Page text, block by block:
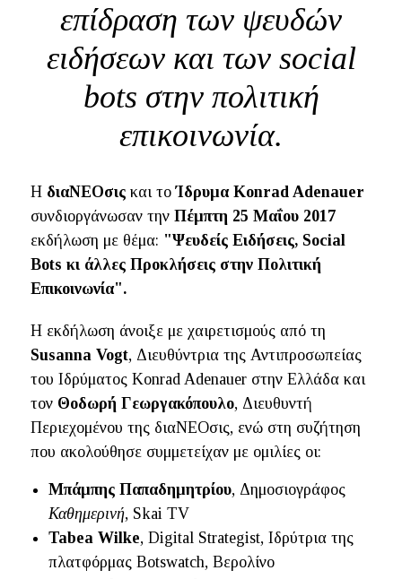
επίδραση των ψευδών
ειδήσεων και των social
bots στην πολιτική
επικοινωνία.
Η διαΝΕΟσιςκαι τοΊδρυμα Konrad Adenauer
συνδιοργάνωσαν την Πέμπτη 25 Μαΐου 2017
εκδήλωση με θέμα: "Ψευδείς Ειδήσεις, Social
Bots κι άλλες Προκλήσεις στην Πολιτική
Επικοινωνία".
Η εκδήλωση άνοιξε με χαιρετισμούς από τη
Susanna Vogt, Διευθύντρια της Αντιπροσωπείας
του Ιδρύματος Konrad Adenauer στην Ελλάδα και
τον Θοδωρή Γεωργακόπουλο, Διευθυντή
Περιεχομένου της διαΝΕΟσις, ενώ στη συζήτηση
που ακολούθησε συμμετείχαν με ομιλίες οι:
Μπάμπης Παπαδημητρίου, Δημοσιογράφος
Καθημερινή, Skai TV
Tabea Wilke, Digital Strategist, Ιδρύτρια της
πλατφόρμας Botswatch, Βερολίνο